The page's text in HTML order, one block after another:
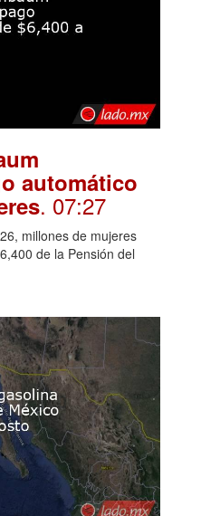
automático
. 07:27
millones de mujeres
de la Pensión del